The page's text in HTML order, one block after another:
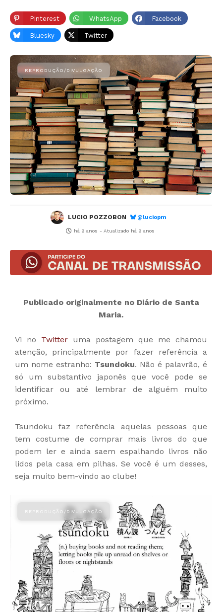
Pinterest WhatsApp Facebook
Bluesky Twitter
LUCIO POZZOBON @luciopm
há 9 anos - Atualizado há 9 anos
Publicado originalmente no Diário de Santa
Maria.
Vi no Twitter uma postagem que me chamou
atenção, principalmente por fazer referência a
um nome estranho: Tsundoku. Não é palavrão, é
só um substantivo japonês que você pode se
identificar ou até lembrar de alguém muito
próximo.
Tsundoku faz referência aquelas pessoas que
tem costume de comprar mais livros do que
podem ler e ainda saem espalhando livros não
lidos pela casa em pilhas. Se você é um desses,
seja muito bem-vindo ao clube!